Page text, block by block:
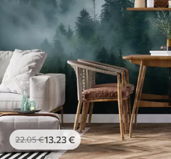
22.05€13 .23€